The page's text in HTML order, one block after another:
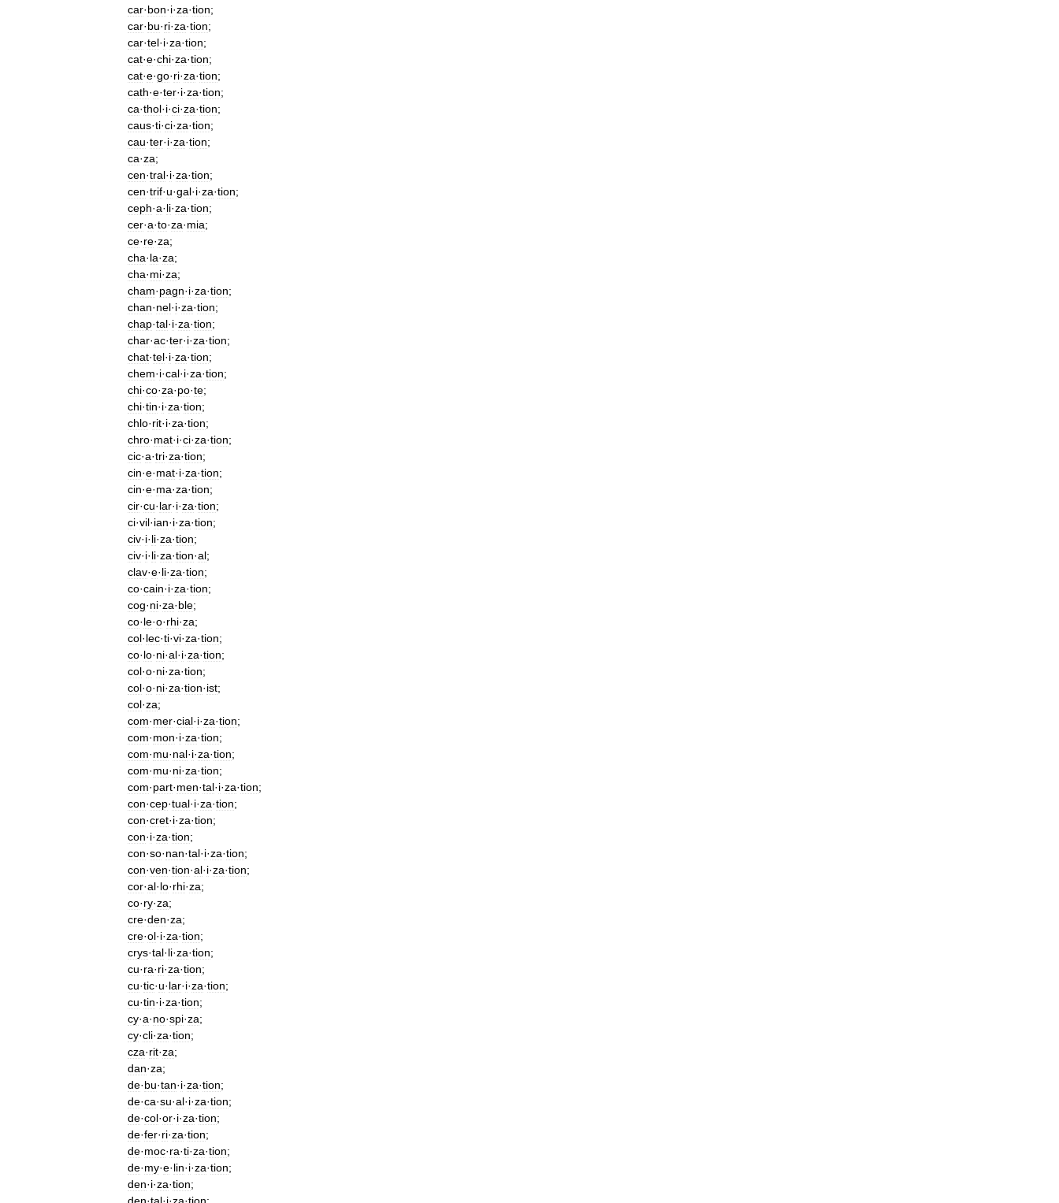
car·bon·i·za·tion;
car·bu·ri·za·tion;
car·tel·i·za·tion;
cat·e·chi·za·tion;
cat·e·go·ri·za·tion;
cath·e·ter·i·za·tion;
ca·thol·i·ci·za·tion;
caus·ti·ci·za·tion;
cau·ter·i·za·tion;
ca·za;
cen·tral·i·za·tion;
cen·trif·u·gal·i·za·tion;
ceph·a·li·za·tion;
cer·a·to·za·mia;
ce·re·za;
cha·la·za;
cha·mi·za;
cham·pagn·i·za·tion;
chan·nel·i·za·tion;
chap·tal·i·za·tion;
char·ac·ter·i·za·tion;
chat·tel·i·za·tion;
chem·i·cal·i·za·tion;
chi·co·za·po·te;
chi·tin·i·za·tion;
chlo·rit·i·za·tion;
chro·mat·i·ci·za·tion;
cic·a·tri·za·tion;
cin·e·mat·i·za·tion;
cin·e·ma·za·tion;
cir·cu·lar·i·za·tion;
ci·vil·ian·i·za·tion;
civ·i·li·za·tion;
civ·i·li·za·tion·al;
clav·e·li·za·tion;
co·cain·i·za·tion;
cog·ni·za·ble;
co·le·o·rhi·za;
col·lec·ti·vi·za·tion;
co·lo·ni·al·i·za·tion;
col·o·ni·za·tion;
col·o·ni·za·tion·ist;
col·za;
com·mer·cial·i·za·tion;
com·mon·i·za·tion;
com·mu·nal·i·za·tion;
com·mu·ni·za·tion;
com·part·men·tal·i·za·tion;
con·cep·tual·i·za·tion;
con·cret·i·za·tion;
con·i·za·tion;
con·so·nan·tal·i·za·tion;
con·ven·tion·al·i·za·tion;
cor·al·lo·rhi·za;
co·ry·za;
cre·den·za;
cre·ol·i·za·tion;
crys·tal·li·za·tion;
cu·ra·ri·za·tion;
cu·tic·u·lar·i·za·tion;
cu·tin·i·za·tion;
cy·a·no·spi·za;
cy·cli·za·tion;
cza·rit·za;
dan·za;
de·bu·tan·i·za·tion;
de·ca·su·al·i·za·tion;
de·col·or·i·za·tion;
de·fer·ri·za·tion;
de·moc·ra·ti·za·tion;
de·my·e·lin·i·za·tion;
den·i·za·tion;